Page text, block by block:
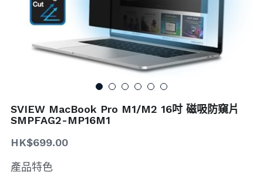
下載
會員專區
搜索
SVIEW MacBook Pro M1/M2 16吋 磁吸防窺片
SMPFAG2-MP16M1
HK$699.00
產品特色